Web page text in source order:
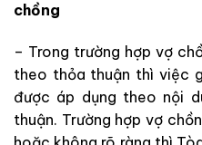
chồng
– Trong trường hợp vợ
theo thỏa thuận thì việc
được áp dụng theo nội
thuận. Trường hợp vợ